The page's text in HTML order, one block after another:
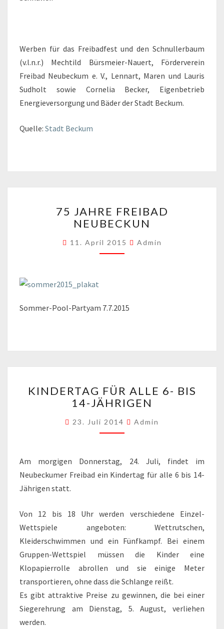
Werben für das Freibadfest und den Schnullerbaum
(v.l.n.r.) Mechtild Bürsmeier-Nauert, Förderverein
Freibad Neubeckum e. V., Lennart, Maren und Lauris
Sudholt sowie Cornelia Becker, Eigenbetrieb
Energieversorgung und Bäder der Stadt Beckum.
Quelle: Stadt Beckum
JAHRE
FREIBAD
75 JAHRE FREIBAD
NEUBECKUN
11. April 2015 Admin
Sommer-Pool-Partyam 7.7.2015
FÜR
ALLE
BIS
14-
KINDERTAG FÜR ALLE 6- BIS
14-JÄHRIGEN
23. Juli 2014 Admin
Am morgigen Donnerstag, 24. Juli, findet im
Neubeckumer Freibad ein Kindertag für alle 6 bis 14-
Jährigen statt.
Von 12 bis 18 Uhr werden verschiedene Einzel-
Wettspiele angeboten: Wettrutschen,
Kleiderschwimmen und ein Fünfkampf. Bei einem
Gruppen-Wettspiel müssen die Kinder eine
Klopapierrolle abrollen und sie einige Meter
transportieren, ohne dass die Schlange reißt.
Es gibt attraktive Preise zu gewinnen, die bei einer
Siegerehrung am Dienstag, 5. August, verliehen
werden.